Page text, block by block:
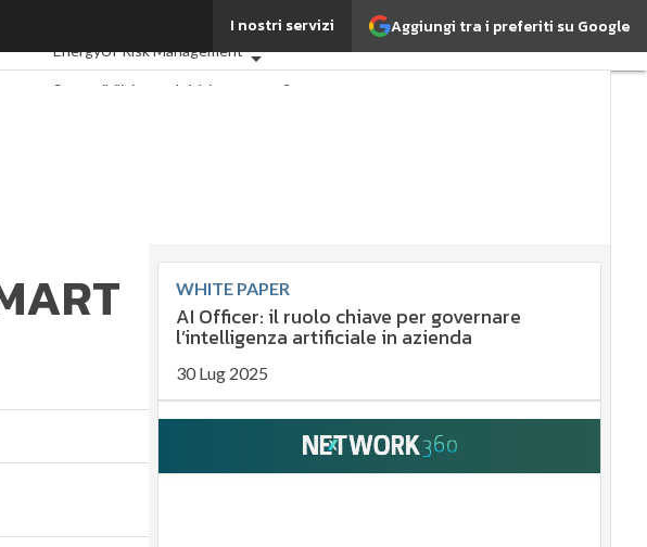
Aggiungi tra i preferiti su Google
I nostri servizi
ESG: che cos'è?Agrifood
EnergyUPRisk Management
Sostenibilità: perché è importante?
ESG Smart Data Ultimi articoli
WHITE PAPER
AI Officer: il ruolo chiave per governare
l’intelligenza artificiale in azienda
30 Lug 2025